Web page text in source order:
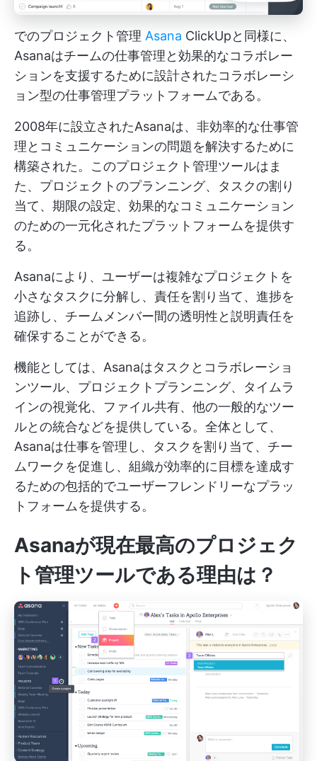
でのプロジェクト管理 Asana ClickUpと同様に、
Asanaはチームの仕事管理と効果的なコラボレー
ションを支援するために設計されたコラボレーシ
ョン型の仕事管理プラットフォームである。
2008年に設立されたAsanaは、非効率的な仕事管
理とコミュニケーションの問題を解決するために
構築された。このプロジェクト管理ツールはま
た、プロジェクトのプランニング、タスクの割り
当て、期限の設定、効果的なコミュニケーション
のための一元化されたプラットフォームを提供す
る。
Asanaにより、ユーザーは複雑なプロジェクトを
小さなタスクに分解し、責任を割り当て、進捗を
追跡し、チームメンバー間の透明性と説明責任を
確保することができる。
機能としては、Asanaはタスクとコラボレーショ
ンツール、プロジェクトプランニング、タイムラ
インの視覚化、ファイル共有、他の一般的なツー
ルとの統合などを提供している。全体として、
Asanaは仕事を管理し、タスクを割り当て、チー
ムワークを促進し、組織が効率的に目標を達成す
るための包括的でユーザーフレンドリーなプラッ
トフォームを提供する。
Asanaが現在最高のプロジェク
ト管理ツールである理由は？